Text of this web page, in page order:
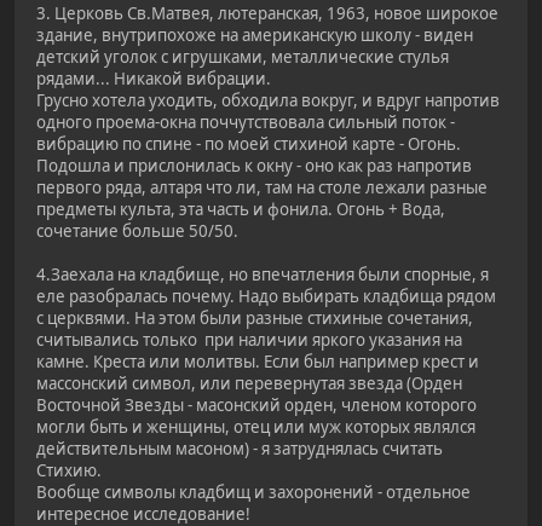
3. Церковь Св.Матвея, лютеранская, 1963, новое широкое
здание, внутрипохоже на американскую школу - виден
детский уголок с игрушками, металлические стулья
рядами... Никакой вибрации.
Грусно хотела уходить, обходила вокруг, и вдруг напротив
одного проема-окна поччутствовала сильный поток -
вибрацию по спине - по моей стихиной карте - Огонь.
Подошла и прислонилась к окну - оно как раз напротив
первого ряда, алтаря что ли, там на столе лежали разные
предметы культа, эта часть и фонила. Огонь + Вода,
сочетание больше 50/50.
4.Заехала на кладбище, но впечатления были спорные, я
еле разобралась почему. Надо выбирать кладбища рядом
с церквями. На этом были разные стихиные сочетания,
считывались только при наличии яркого указания на
камне. Креста или молитвы. Если был например крест и
массонский символ, или перевернутая звезда (Орден
Восточной Звезды - масонский орден, членом которого
могли быть и женщины, отец или муж которых являлся
действительным масоном) - я затруднялась считать
Стихию.
Вообще символы кладбищ и захоронений - отдельное
интересное исследование!